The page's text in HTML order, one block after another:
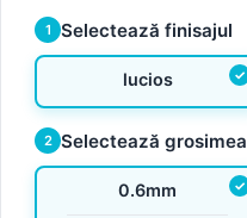
1 Selectează finisajul
lucios
2 Selectează grosimea
0.6mm